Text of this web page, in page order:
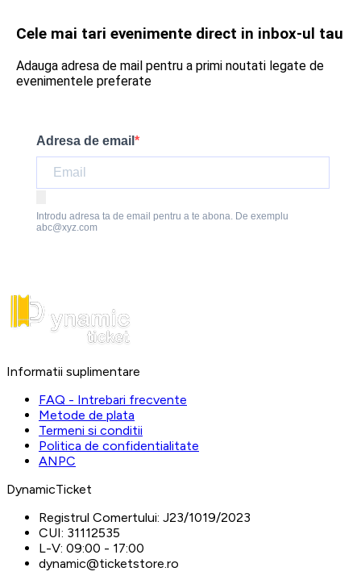
Cele mai tari evenimente direct in inbox-ul tau
Adauga adresa de mail pentru a primi noutati legate de
evenimentele preferate
Adresa de email
Introdu adresa ta de email pentru a te abona. De exemplu
abc@xyz.com
Informatii suplimentare
FAQ - Intrebari frecvente
Metode de plata
Termeni si conditii
Politica de confidentialitate
ANPC
DynamicTicket
Registrul Comertului: J23/1019/2023
CUI: 31112535
L-V: 09:00 - 17:00
dynamic@ticketstore.ro